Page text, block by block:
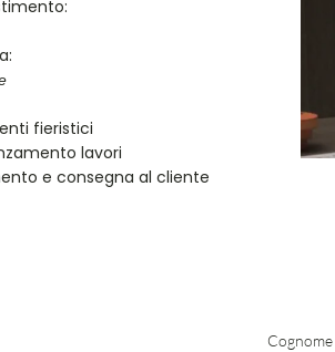
fieristici
lavori
e consegna al cliente
Cognome